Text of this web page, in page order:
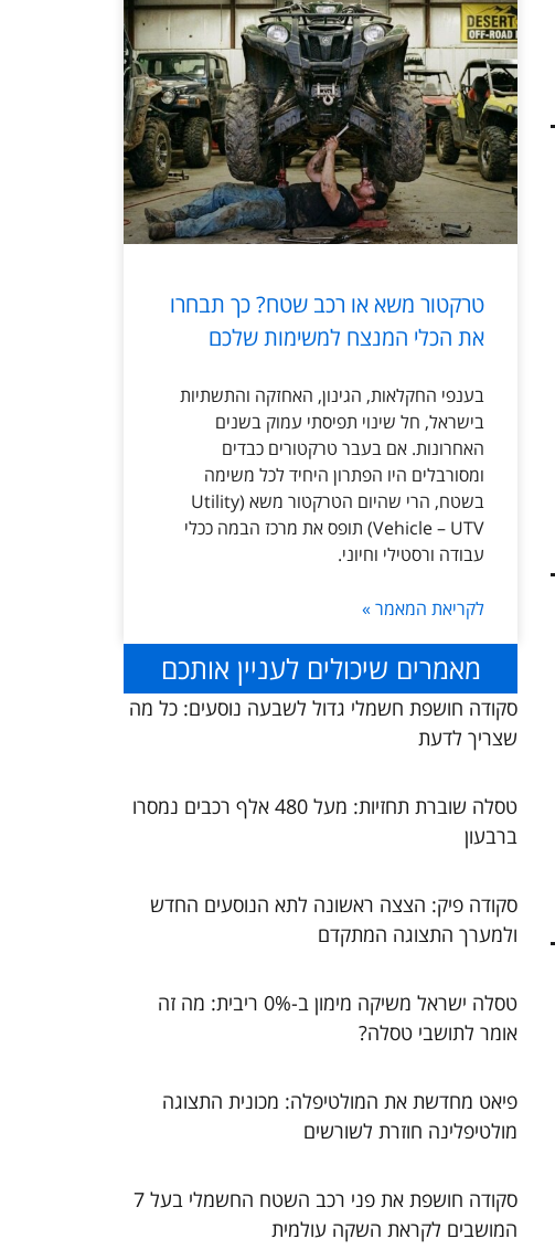
טרקטור משא או רכב שטח? כך תבחרו
את הכלי המנצח למשימות שלכם
בענפי החקלאות, הגינון, האחזקה והתשתיות
בישראל, חל שינוי תפיסתי עמוק בשנים
האחרונות. אם בעבר טרקטורים כבדים
ומסורבלים היו הפתרון היחיד לכל משימה
בשטח, הרי שהיום הטרקטור משא (Utility
Vehicle – UTV) תופס את מרכז הבמה ככלי
עבודה ורסטילי וחיוני.
לקריאת המאמר »
מאמרים שיכולים לעניין אותכם
סקודה חושפת חשמלי גדול לשבעה נוסעים: כל מה
שצריך לדעת
טסלה שוברת תחזיות: מעל 480 אלף רכבים נמסרו
ברבעון
סקודה פיק: הצצה ראשונה לתא הנוסעים החדש
ולמערך התצוגה המתקדם
טסלה ישראל משיקה מימון ב-0% ריבית: מה זה
אומר לתושבי טסלה?
פיאט מחדשת את המולטיפלה: מכונית התצוגה
מולטיפלינה חוזרת לשורשים
סקודה חושפת את פני רכב השטח החשמלי בעל 7
המושבים לקראת השקה עולמית